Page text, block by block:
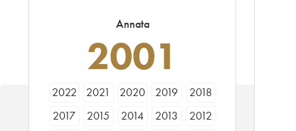
Annata
2001
2022 2021 2020 2019
2018
2017
2015 2014 2013
2012